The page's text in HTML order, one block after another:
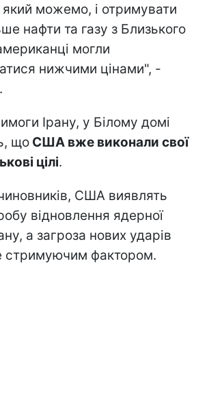
який можемо, і отримувати
нафти та газу з Близького
могли
нижчими цінами", -
Ірану, у Білому домі
що США вже виконали свої
цілі.
США виявлять
відновлення ядерної
а загроза нових ударів
стримуючим фактором.